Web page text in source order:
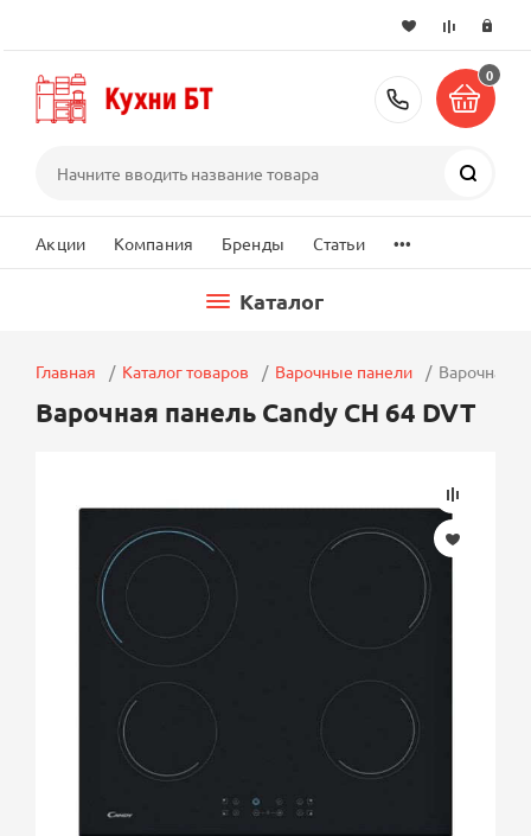
+7 (495)
0
Акции Компания Бренды Статьи ...
Каталог
Главная Каталог товаров Варочные панели Варочная
Варочная панель Candy CH 64 DVT